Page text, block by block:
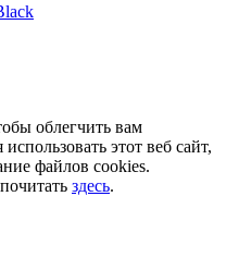
облегчить вам
этот веб сайт,
файлов cookies.
здесь.